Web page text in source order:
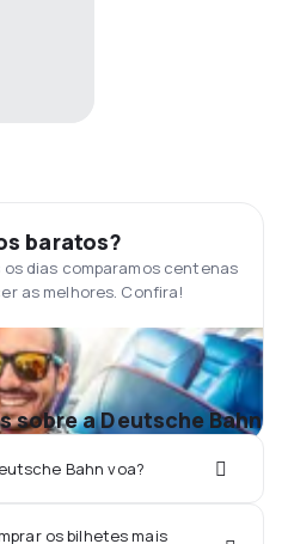
baratos?
dias comparamos centenas
as melhores. Confira!
sobre a Deutsche Bahn
Bahn voa?
os bilhetes mais